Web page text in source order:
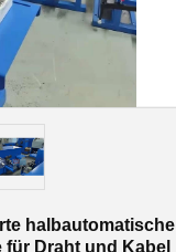
halbautomatische
Draht und Kabel